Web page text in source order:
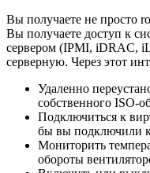
Вы получаете не просто
Вы получаете доступ к
сервером (IPMI, iDRAC,
серверную. Через этот
Удаленно
собственного ISO-
Подключиться к
бы вы подключили
Мониторить
обороты